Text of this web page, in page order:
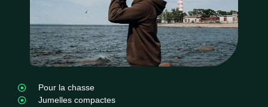
Pour la chasse
Jumelles compactes